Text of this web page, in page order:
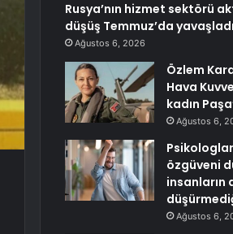
Rusya’nın hizmet sektörü
düşüş Temmuz’da yavaşladı
Ağustos 6, 2026
Özlem
Hava
kadın
Ağustos 6,
özgüveni
insanların
Ağustos 6,